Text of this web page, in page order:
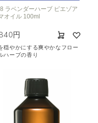
ラベンダーハーブ ピエゾア
オイル 100ml
円
穏やかにする爽やかなフロー
ハーブの香り